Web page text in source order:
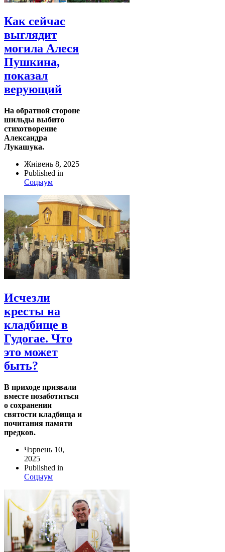
Как сейчас
выглядит
могила Алеся
Пушкина,
показал
верующий
На обратной стороне
шильды выбито
стихотворение
Александра
Лукашука.
Жнівень 8, 2025
Published in
Соцыум
Исчезли
кресты на
кладбище в
Гудогае. Что
это может
быть?
В приходе призвали
вместе позаботиться
о сохранении
святости кладбища и
почитания памяти
предков.
Чэрвень 10,
2025
Published in
Соцыум